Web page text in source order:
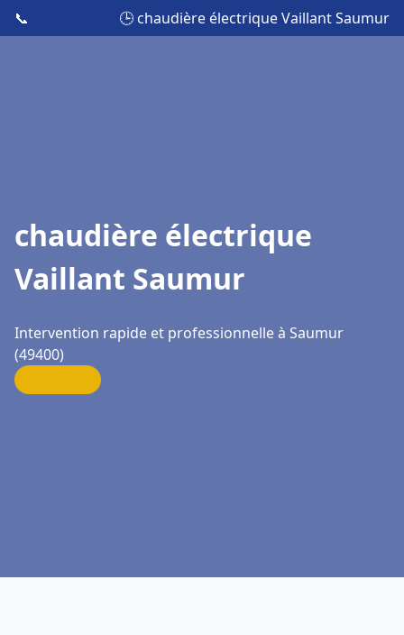
📞 🕒 chaudière électrique Vaillant Saumur
chaudière électrique
Vaillant Saumur
Intervention rapide et professionnelle à Saumur
(49400)